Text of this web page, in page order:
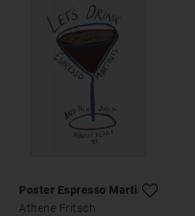
Poster Espresso Martinis
Athene Fritsch